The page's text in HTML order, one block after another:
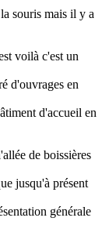
souris mais il y a
voilà c'est un
d'ouvrages en
d'accueil en
de boissières
jusqu'à présent
générale